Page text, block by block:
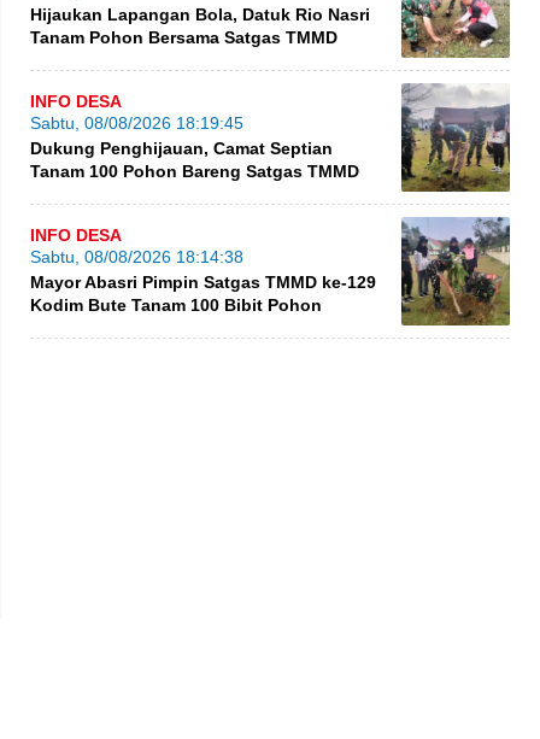
Hijaukan Lapangan Bola, Datuk Rio Nasri
Tanam Pohon Bersama Satgas TMMD
INFO DESA
Sabtu, 08/08/2026 18:19:45
Dukung Penghijauan, Camat Septian
Tanam 100 Pohon Bareng Satgas TMMD
INFO DESA
Sabtu, 08/08/2026 18:14:38
Mayor Abasri Pimpin Satgas TMMD ke-129
Kodim Bute Tanam 100 Bibit Pohon